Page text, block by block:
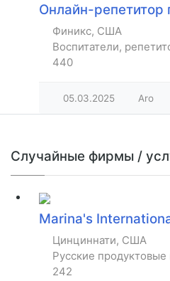
Онлайн-репетитор
Финикс, США
Воспитатели,
440
05.03.2025 Aro
Случайные фирмы /
Marina's
Цинциннати, США
Русские продуктовые
242